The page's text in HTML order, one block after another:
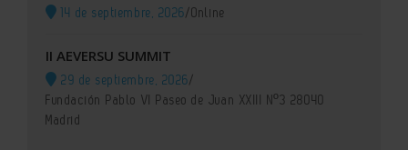
14 de septiembre, 2026/Online
II AEVERSU SUMMIT
29 de septiembre, 2026/
Fundación Pablo VI Paseo de Juan XXIII Nº3 28040
Madrid